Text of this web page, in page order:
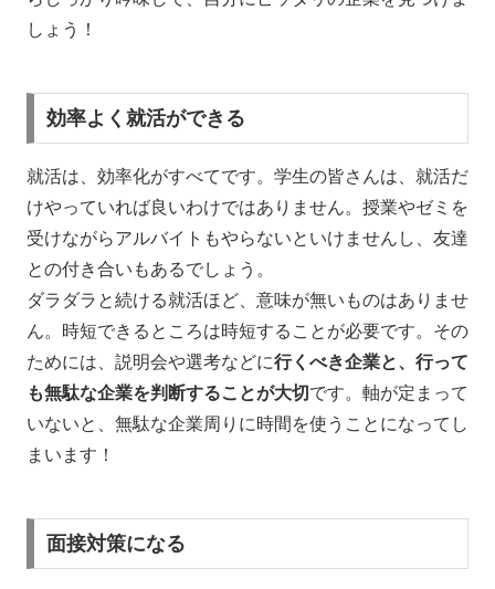
しょう！
効率よく就活ができる
就活は、効率化がすべてです。学生の皆さんは、就活だ
けやっていれば良いわけではありません。授業やゼミを
受けながらアルバイトもやらないといけませんし、友達
との付き合いもあるでしょう。
ダラダラと続ける就活ほど、意味が無いものはありませ
ん。時短できるところは時短することが必要です。その
ためには、説明会や選考などに行くべき企業と、行って
も無駄な企業を判断することが大切 です。軸が定まって
いないと、無駄な企業周りに時間を使うことになってし
まいます！
面接対策になる